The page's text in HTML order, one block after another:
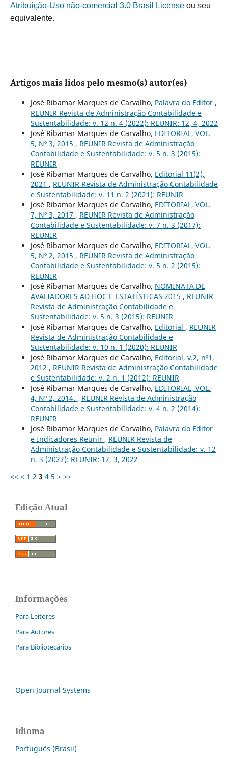
Atribuição-Uso não-comercial 3.0 Brasil Licenseou seu
equivalente.
Artigos mais lidos pelo mesmo(s) autor(es)
José Ribamar Marques de Carvalho, Palavra do Editor ,
REUNIR Revista de Administração Contabilidade e
Sustentabilidade: v. 12 n. 4 (2022): REUNIR: 12, 4, 2022
José Ribamar Marques de Carvalho, EDITORIAL, VOL.
5, Nº 3, 2015 , REUNIR Revista de Administração
Contabilidade e Sustentabilidade: v. 5 n. 3 (2015):
REUNIR
José Ribamar Marques de Carvalho, Editorial 11(2),
2021 , REUNIR Revista de Administração Contabilidade
e Sustentabilidade: v. 11 n. 2 (2021): REUNIR
José Ribamar Marques de Carvalho, EDITORIAL, VOL.
7, Nº 3, 2017 , REUNIR Revista de Administração
Contabilidade e Sustentabilidade: v. 7 n. 3 (2017):
REUNIR
José Ribamar Marques de Carvalho, EDITORIAL, VOL.
5, Nº 2, 2015 , REUNIR Revista de Administração
Contabilidade e Sustentabilidade: v. 5 n. 2 (2015):
REUNIR
José Ribamar Marques de Carvalho, NOMINATA DE
AVALIADORES AD HOC E ESTATÍSTICAS 2015 , REUNIR
Revista de Administração Contabilidade e
Sustentabilidade: v. 5 n. 3 (2015): REUNIR
José Ribamar Marques de Carvalho, Editorial , REUNIR
Revista de Administração Contabilidade e
Sustentabilidade: v. 10 n. 1 (2020): REUNIR
José Ribamar Marques de Carvalho, Editorial, v.2, nº1,
2012 , REUNIR Revista de Administração Contabilidade
e Sustentabilidade: v. 2 n. 1 (2012): REUNIR
José Ribamar Marques de Carvalho, EDITORIAL, VOL.
4, Nº 2, 2014. , REUNIR Revista de Administração
Contabilidade e Sustentabilidade: v. 4 n. 2 (2014):
REUNIR
José Ribamar Marques de Carvalho, Palavra do Editor
e Indicadores Reunir , REUNIR Revista de
Administração Contabilidade e Sustentabilidade: v. 12
n. 3 (2022): REUNIR: 12, 3, 2022
<< < 1 2 3 4 5 > >>
Edição Atual
Informações
Para Leitores
Para Autores
Para Bibliotecários
Open Journal Systems
Idioma
Português (Brasil)